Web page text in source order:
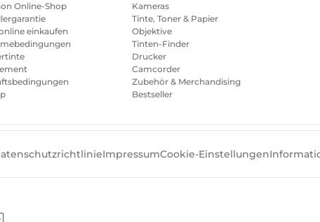
Online-Shop
einkaufen
Kameras
Tinte, Toner & Papier
Objektive
Tinten-Finder
Drucker
Camcorder
Zubehör & Merchandising
Bestseller
ImpressumCookie-Einstellungen